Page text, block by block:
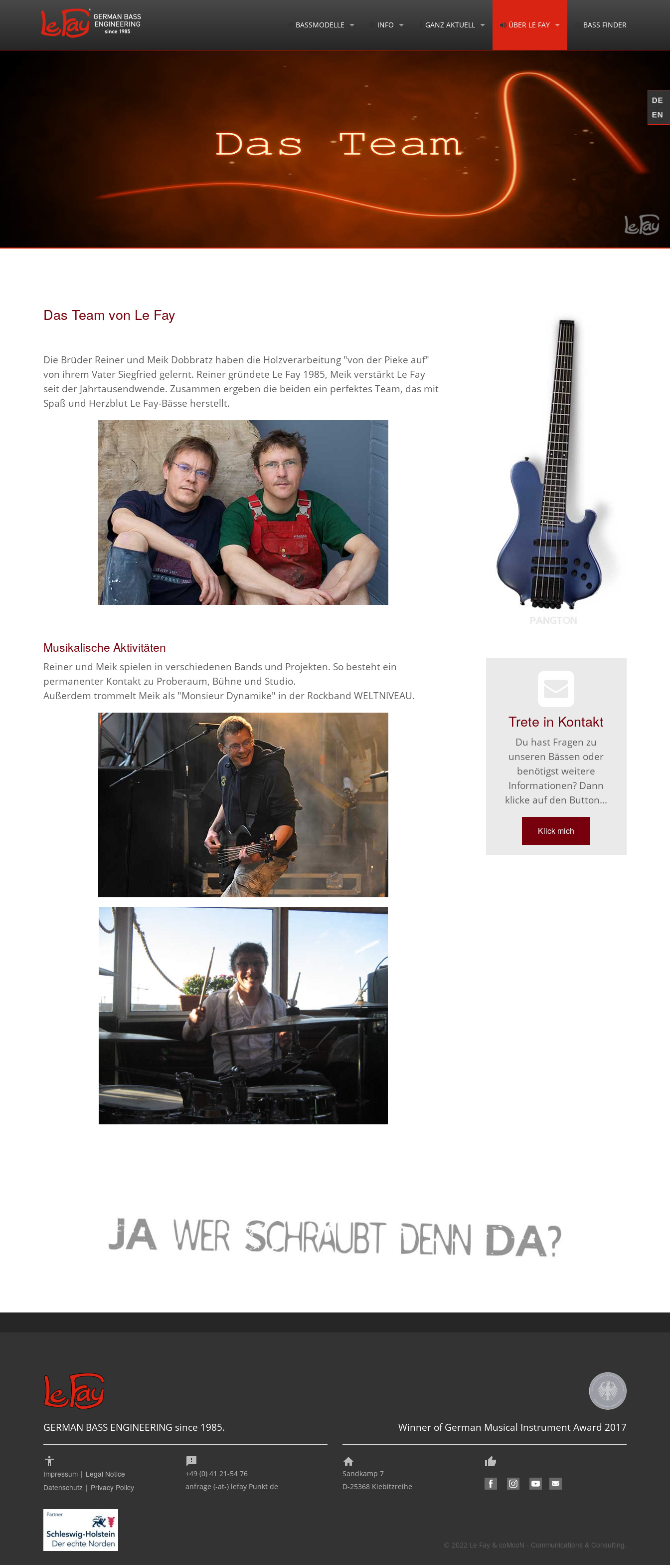
BASSMODELLE
KARLSSON
PANGTON
PULSE
INFO
TESTEN & KAUFEN
OPTIONALE EXTRAS
GANZ AKTUELL ÜBER LE FAY
KONTAKT
IMPRESSUM
DATENSCHUTZ
WIDERRUFSRECHT
AGB
BASS FINDER
Das Team von Le Fay
Die Brüder Reiner und Meik Dobbratz haben die Holzverarbeitung "von der Pieke auf"
von ihrem Vater Siegfried gelernt. Reiner gründete Le Fay 1985, Meik verstärkt Le Fay
seit der Jahrtausendwende. Zusammen ergeben die beiden ein perfektes Team, das mit
Spaß und Herzblut Le Fay-Bässe herstellt.
Musikalische Aktivitäten
Reiner und Meik spielen in verschiedenen Bands und Projekten. So besteht ein
permanenter Kontakt zu Proberaum, Bühne und Studio.
Außerdem trommelt Meik als "Monsieur Dynamike" in der Rockband WELTNIVEAU.
Trete in Kontakt
Du hast Fragen zu
unseren Bässen oder
benötigst weitere
Informationen? Dann
klicke auf den Button...
Klick mich
GERMAN BASS ENGINEERING since 1985.
Impressum | Legal Notice
Datenschutz | Privacy Policy
+49 (0) 41 21-54 76
anfrage (-at-) lefay Punkt de
Winner of German Musical Instrument Award 2017
Sandkamp 7
D-25368 Kiebitzreihe
© 2022 Le Fay & coMcoN - Communications & Consulting.